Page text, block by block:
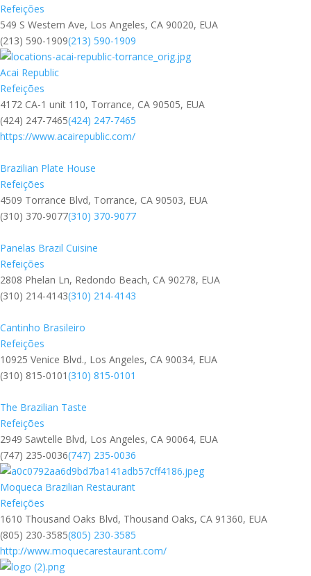
Refeições
549 S Western Ave, Los Angeles, CA 90020, EUA
(213) 590-1909(213) 590-1909
Acai Republic
Refeições
4172 CA-1 unit 110, Torrance, CA 90505, EUA
(424) 247-7465(424) 247-7465
https://www.acairepublic.com/
Brazilian Plate House
Refeições
4509 Torrance Blvd, Torrance, CA 90503, EUA
(310) 370-9077(310) 370-9077
Panelas Brazil Cuisine
Refeições
2808 Phelan Ln, Redondo Beach, CA 90278, EUA
(310) 214-4143(310) 214-4143
Cantinho Brasileiro
Refeições
10925 Venice Blvd., Los Angeles, CA 90034, EUA
(310) 815-0101(310) 815-0101
The Brazilian Taste
Refeições
2949 Sawtelle Blvd, Los Angeles, CA 90064, EUA
(747) 235-0036(747) 235-0036
Moqueca Brazilian Restaurant
Refeições
1610 Thousand Oaks Blvd, Thousand Oaks, CA 91360, EUA
(805) 230-3585(805) 230-3585
http://www.moquecarestaurant.com/